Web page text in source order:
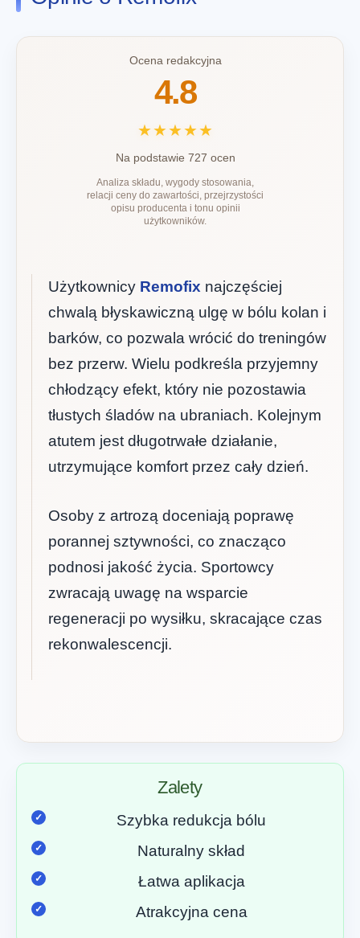
Ocena redakcyjna
4.8
★★★★★
Na podstawie 727 ocen
Analiza składu, wygody stosowania,
relacji ceny do zawartości, przejrzystości
opisu producenta i tonu opinii
użytkowników.
Użytkownicy Remofix najczęściej
chwalą błyskawiczną ulgę w bólu kolan i
barków, co pozwala wrócić do treningów
bez przerw. Wielu podkreśla przyjemny
chłodzący efekt, który nie pozostawia
tłustych śladów na ubraniach. Kolejnym
atutem jest długotrwałe działanie,
utrzymujące komfort przez cały dzień.
Osoby z artrozą doceniają poprawę
porannej sztywności, co znacząco
podnosi jakość życia. Sportowcy
zwracają uwagę na wsparcie
regeneracji po wysiłku, skracające czas
rekonwalescencji.
Zalety
Szybka redukcja bólu
Naturalny skład
Łatwa aplikacja
Atrakcyjna cena